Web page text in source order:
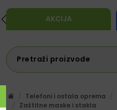
AKCIJA
Telefoni i ostala oprema
Zaštitne maske i stakla